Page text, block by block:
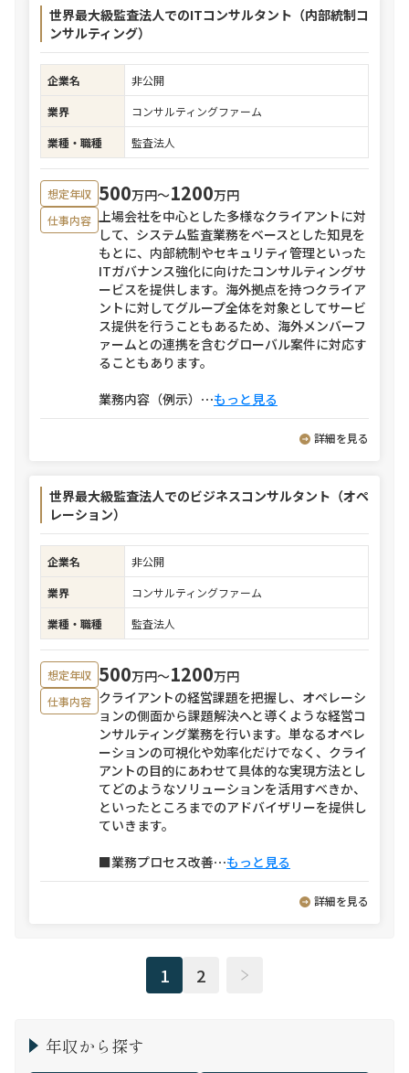
世界最大級監査法人でのITコンサルタント（内部統制コ
ンサルティング）
企業名
非公開
業界
コンサルティングファーム
業種・職種
監査法人
想定年収 500万円〜1200万円
仕事内容 上場会社を中心とした多様なクライアントに対
して、システム監査業務をベースとした知見を
もとに、内部統制やセキュリティ管理といった
ITガバナンス強化に向けたコンサルティングサ
ービスを提供します。海外拠点を持つクライア
ントに対してグループ全体を対象としてサービ
ス提供を行うこともあるため、海外メンバーフ
ァームとの連携を含むグローバル案件に対応す
ることもあります。
業務内容（例示） ⋯もっと見る
詳細を見る
世界最大級監査法人でのビジネスコンサルタント（オペ
レーション）
企業名
非公開
業界
コンサルティングファーム
業種・職種
監査法人
想定年収 500万円〜1200万円
仕事内容 クライアントの経営課題を把握し、オペレーシ
ョンの側面から課題解決へと導くような経営コ
ンサルティング業務を行います。単なるオペレ
ーションの可視化や効率化だけでなく、クライ
アントの目的にあわせて具体的な実現方法とし
てどのようなソリューションを活用すべきか、
といったところまでのアドバイザリーを提供し
ていきます。
■業務プロセス改善⋯もっと見る
詳細を見る
1 2
年収から探す